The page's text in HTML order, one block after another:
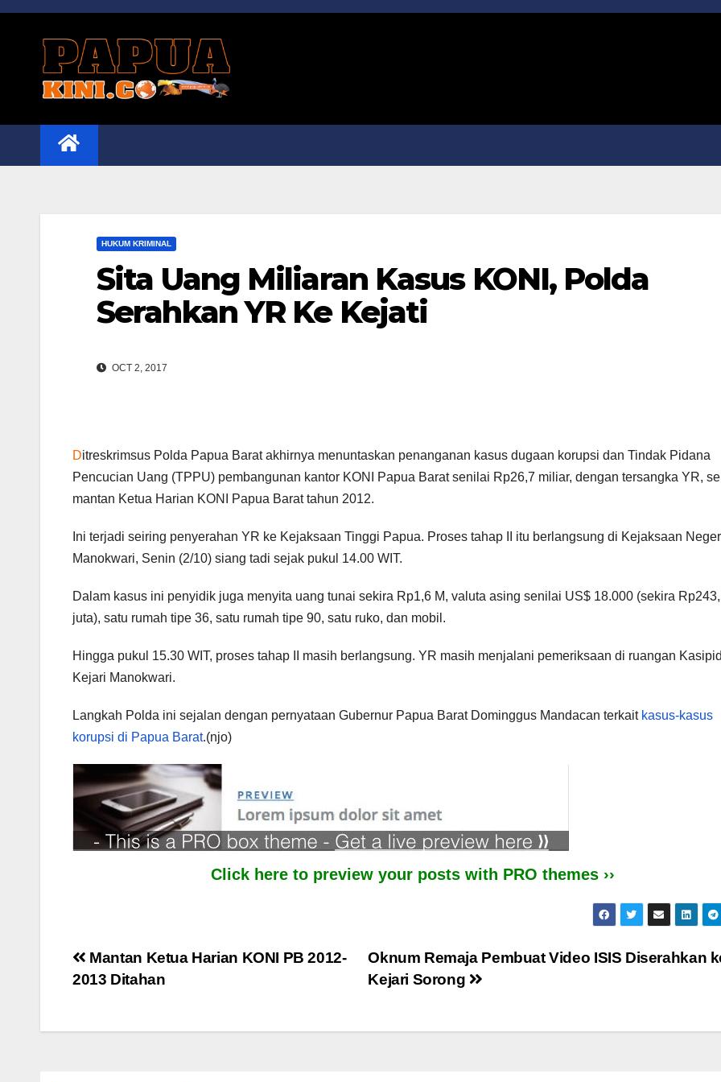
Skip
HUKUM KRIMINAL
Sita Uang Miliaran Kasus KONI, Polda
Serahkan YR Ke Kejati
OCT 2, 2017
Ditreskrimsus Polda Papua Barat akhirnya menuntaskan penanganan kasus dugaan korupsi dan Tindak Pidana
Pencucian Uang (TPPU) pembangunan kantor KONI Papua Barat senilai Rp26,7 miliar, dengan tersangka YR,
mantan Ketua Harian KONI Papua Barat tahun 2012.
Ini terjadi seiring penyerahan YR ke Kejaksaan Tinggi Papua. Proses tahap II itu berlangsung di Kejaksaan
Manokwari, Senin (2/10) siang tadi sejak pukul 14.00 WIT.
Dalam kasus ini penyidik juga menyita uang tunai sekira Rp1,6 M, valuta asing senilai US$ 18.000 (sekira
juta), satu rumah tipe 36, satu rumah tipe 90, satu ruko, dan mobil.
Hingga pukul 15.30 WIT, proses tahap II masih berlangsung. YR masih menjalani pemeriksaan di ruangan
Kejari Manokwari.
Langkah Polda ini sejalan dengan pernyataan Gubernur Papua Barat Dominggus Mandacan terkait kasus-kasus
korupsi di Papua Barat.(njo)
Click here to preview your posts with PRO themes ››
Post
Oknum Remaja Pembuat Video ISIS Diserahkan
Kejari Sorong
Mantan Ketua Harian KONI PB 2012-
2013 Ditahan